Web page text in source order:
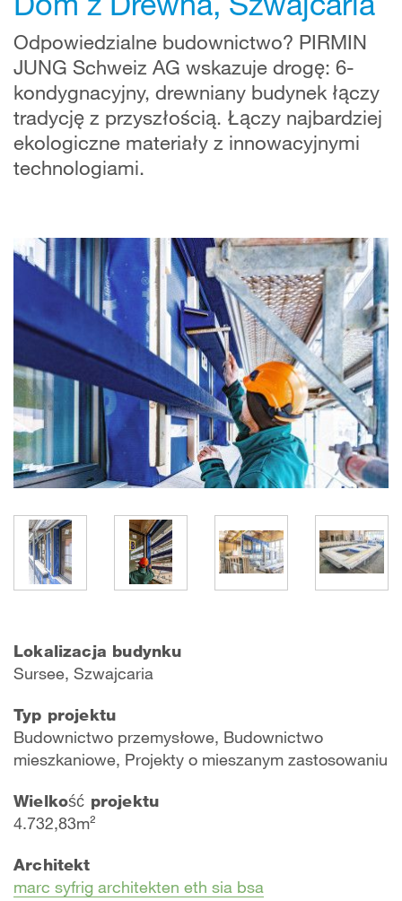
Odpowiedzialne budownictwo? PIRMIN
JUNG Schweiz AG wskazuje drogę: 6-
kondygnacyjny, drewniany budynek łączy
tradycję z przyszłością. Łączy najbardziej
ekologiczne materiały z innowacyjnymi
technologiami.
Lokalizacja budynku
Sursee, Szwajcaria
Typ projektu
Budownictwo przemysłowe, Budownictwo
mieszkaniowe, Projekty o mieszanym zastosowaniu
Wielkość projektu
4.732,83m²
Architekt
marc syfrig architekten eth sia bsa